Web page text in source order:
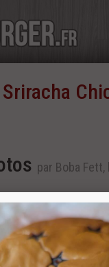
Sriracha
par Boba